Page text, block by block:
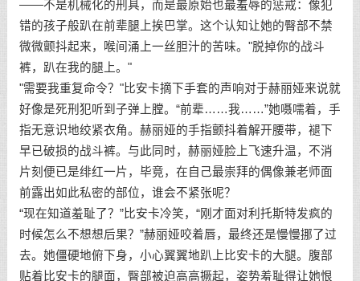
——不是机械化的刑具，而是最原始也最羞辱的惩戒：像犯
错的孩子般趴在前辈腿上挨巴掌。这个认知让她的臀部不禁
微微颤抖起来，喉间涌上一丝胆汁的苦味。"脱掉你的战斗
裤，趴在我的腿上。"
"需要我重复命令？"比安卡摘下手套的声响对于赫丽娅来说就
好像是死刑犯听到子弹上膛。“前辈……我……”她嗫嚅着，手
指无意识地绞紧衣角。赫丽娅的手指颤抖着解开腰带，褪下
早已破损的战斗裤。与此同时，赫丽娅脸上飞速升温，不消
片刻便已是绯红一片，毕竟，在自己最崇拜的偶像兼老师面
前露出如此私密的部位，谁会不紧张呢？
“现在知道羞耻了？”比安卡冷笑，“刚才面对利托斯特发疯的
时候怎么不想想后果？”赫丽娅咬着唇，最终还是慢慢挪了过
去。她僵硬地俯下身，小心翼翼地趴上比安卡的大腿。腹部
贴着比安卡的腿面，臀部被迫高高撅起，姿势羞耻得让她恨